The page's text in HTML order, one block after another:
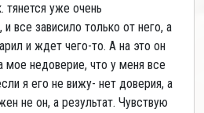
тянется уже очень
все зависило только от него, а
и ждет чего-то. А на это он
мое недоверие, что у меня все
я его не вижу- нет доверия, а
не он, а результат. Чувствую